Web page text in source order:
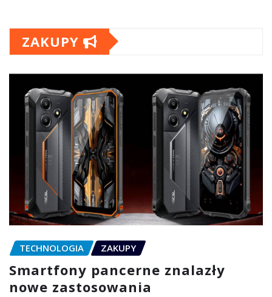
ZAKUPY
TECHNOLOGIA ZAKUPY
Smartfony pancerne znalazły
nowe zastosowania